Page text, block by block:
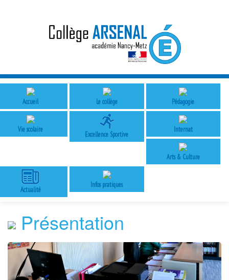
Accueil Le collège Pédagogie
Vie scolaire
Excellence Sportive
Internat
Arts & Culture
Actualité
Infos pratiques
Présentation